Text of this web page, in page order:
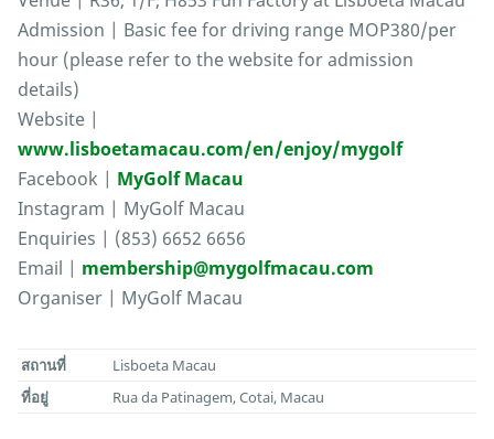
Admission | Basic fee for driving range MOP380/per
hour (please refer to the website for admission
details)
Website |
www.lisboetamacau.com/en/enjoy/mygolf
Facebook | MyGolf Macau
Instagram | MyGolf Macau
Enquiries | (853) 6652 6656
Email | membership@mygolfmacau.com
Organiser | MyGolf Macau
สถานที่
Lisboeta Macau
ที่อยู่
Rua da Patinagem, Cotai, Macau